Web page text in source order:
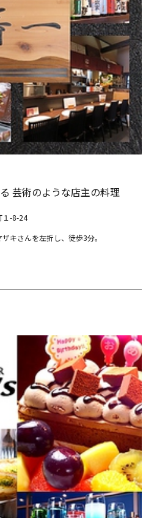
芸術のような店主の料理
１-8-24
キさんを左折し、徒歩3分。